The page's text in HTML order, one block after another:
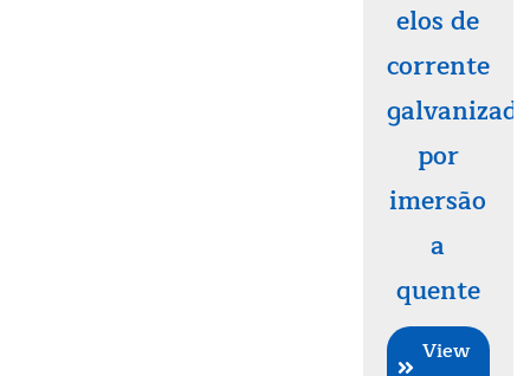
elos de
corrente
por
imersão
a
quente
View